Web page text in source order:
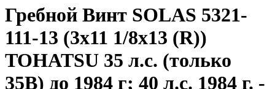
Гребной Винт SOLAS 5321-
111-13 (3x11 1/8x13 (R))
TOHATSU 35 л.с. (только
35B) до 1984 г; 40 л.с. 1984 г. -